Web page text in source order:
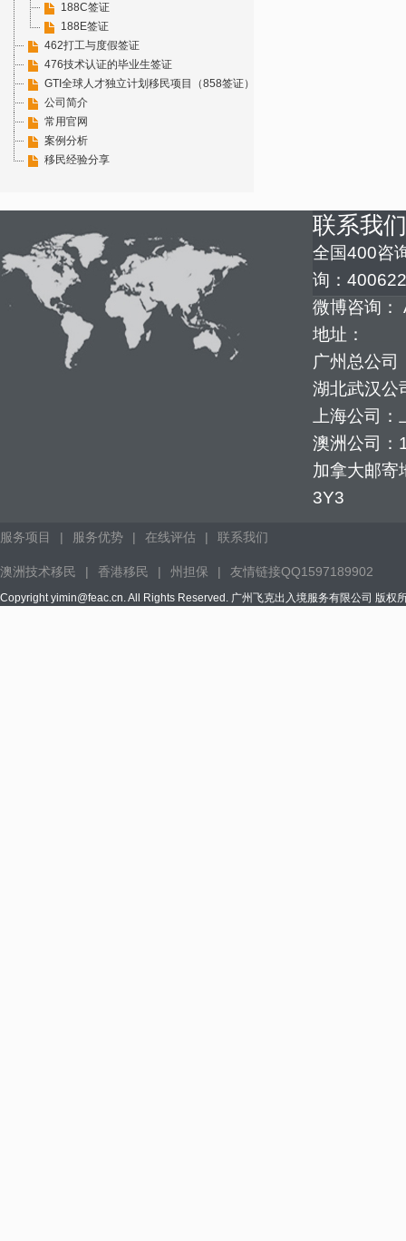
188C签证
188E签证
462打工与度假签证
476技术认证的毕业生签证
GTI全球人才独立计划移民项目（858签证）
公司简介
常用官网
案例分析
移民经验分享
联系我们
全国400咨
询：
微博咨询：
地址：
广州总公
湖北武汉公
上海公司
澳洲公司：
加拿大邮寄
3Y3
服务项目 | 服务优势 | 在线评估 | 联系我们
澳洲技术移民 | 香港移民 | 州担保 | 友情链接QQ1597189902
Copyright yimin@feac.cn. All Rights Reserved. 广州飞克出入境服务有限公司 版权